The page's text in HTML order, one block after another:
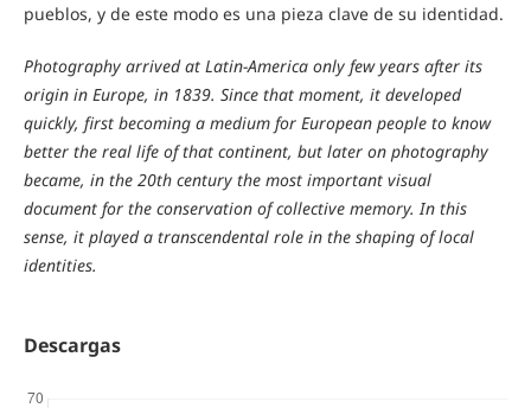
pueblos, y de este modo es una pieza clave de su identidad.
Photography arrived at Latin-America only few years after its
origin in Europe, in 1839. Since that moment, it developed
quickly, first becoming a medium for European people to know
better the real life of that continent, but later on photography
became, in the 20th century the most important visual
document for the conservation of collective memory. In this
sense, it played a transcendental role in the shaping of local
identities.
Descargas